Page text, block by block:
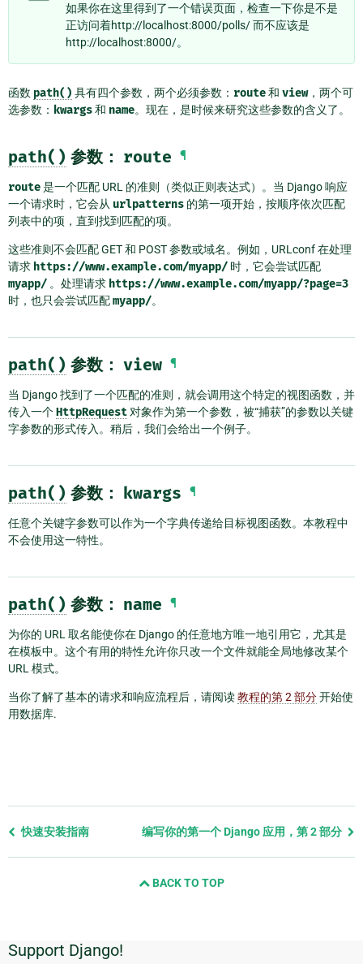
如果你在这里得到了一个错误页面，检查一下你是不是
正访问着http://localhost:8000/polls/ 而不应该是
http://localhost:8000/。
函数 path() 具有四个参数，两个必须参数： route和 view，两个可
选参数： kwargs和 name。现在，是时候来研究这些参数的含义了。
path() 参数： route ¶
route是一个匹配 URL 的准则（类似正则表达式）。当 Django 响应
一个请求时，它会从 urlpatterns 的第一项开始，按顺序依次匹配
列表中的项，直到找到匹配的项。
这些准则不会匹配 GET 和 POST 参数或域名。例如，URLconf 在处理
请求 https://www.example.com/myapp/ 时，它会尝试匹配
myapp/ 。处理请求 https://www.example.com/myapp/?page=3
时，也只会尝试匹配myapp/。
path() 参数： view ¶
当 Django 找到了一个匹配的准则，就会调用这个特定的视图函数，并
传入一个HttpRequest 对象作为第一个参数，被“捕获”的参数以关键
字参数的形式传入。稍后，我们会给出一个例子。
path() 参数： kwargs ¶
任意个关键字参数可以作为一个字典传递给目标视图函数。本教程中
不会使用这一特性。
path() 参数： name ¶
为你的 URL 取名能使你在 Django 的任意地方唯一地引用它，尤其是
在模板中。这个有用的特性允许你只改一个文件就能全局地修改某个
URL 模式。
当你了解了基本的请求和响应流程后，请阅读教程的第 2 部分开始使
用数据库.
Previous
快速安装指南 编写你的第一个 Django 应用，第 2 部分
BACK TO TOP
附
Support Django!